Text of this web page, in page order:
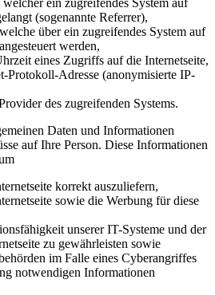
ein zugreifendes System auf
(sogenannte Referrer),
über ein zugreifendes System auf
werden,
eines Zugriffs auf die Internetseite,
Protokoll-Adresse (anonymisierte IP-
des zugreifenden Systems.
Daten und Informationen
auf Ihre Person. Diese Informationen
korrekt auszuliefern,
sowie die Werbung für diese
unserer IT-Systeme und der
zu gewährleisten sowie
im Falle eines Cyberangriffes
notwendigen Informationen